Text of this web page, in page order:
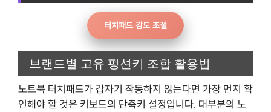
터치패드 감도 조절
브랜드별 고유 펑션키 조합 활용법
노트북 터치패드가 갑자기 작동하지 않는다면 가장 먼저 확
인해야 할 것은 키보드의 단축키 설정입니다. 대부분의 노